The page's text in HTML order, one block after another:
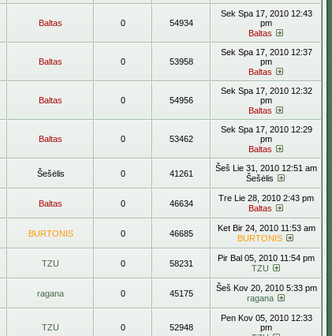
Baltas 0 54934
Sek Spa 17, 2010 12:43
pm
Baltas
Baltas 0 53958
Sek Spa 17, 2010 12:37
pm
Baltas
Baltas 0 54956
Sek Spa 17, 2010 12:32
pm
Baltas
Baltas 0 53462
Sek Spa 17, 2010 12:29
pm
Baltas
Šešėlis 0 41261
Šeš Lie 31, 2010 12:51 am
Šešėlis
Baltas 0 46634
Tre Lie 28, 2010 2:43 pm
Baltas
BURTONIS 0 46685
Ket Bir 24, 2010 11:53 am
BURTONIS
TZU 0 58231
Pir Bal 05, 2010 11:54 pm
TZU
ragana 0 45175
Šeš Kov 20, 2010 5:33 pm
ragana
TZU 0 52948
Pen Kov 05, 2010 12:33
pm